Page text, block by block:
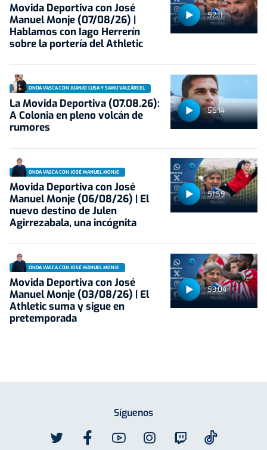
52:11
Movida Deportiva con José
Manuel Monje (07/08/26) |
Hablamos con Iago Herrerín
sobre la portería del Athletic
55:14
ONDA VASCA CON JUANJO LUSA Y SAMU VALCÁRCEL
La Movida Deportiva (07.08.26):
A Colonia en pleno volcán de
rumores
51:59
ONDA VASCA CON JOSÉ MANUEL MONJE
Movida Deportiva con José
Manuel Monje (06/08/26) | El
nuevo destino de Julen
Agirrezabala, una incógnita
53:04
ONDA VASCA CON JOSÉ MANUEL MONJE
Movida Deportiva con José
Manuel Monje (03/08/26) | El
Athletic suma y sigue en
pretemporada
Síguenos